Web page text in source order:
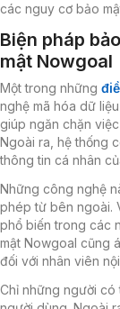
các nguy cơ bảo
Biện pháp
mật Nowgoal
Một trong những
nghệ mã hóa dữ
giúp ngăn chặn
Ngoài ra, hệ thống
thông tin cá nhân
Những công nghệ
phép từ bên ngoài.
phổ biến trong các
mật Nowgoal cũng
đối với nhân viên
Chỉ những người